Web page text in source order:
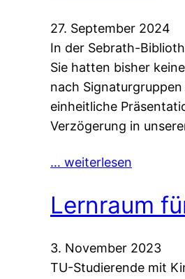
27. September 2024
In der Sebrath-
Sie hatten bisher
nach
einheitliche
Verzögerung in
… weiterlesen
Lernraum
3. November 2023
TU-Studierende mit